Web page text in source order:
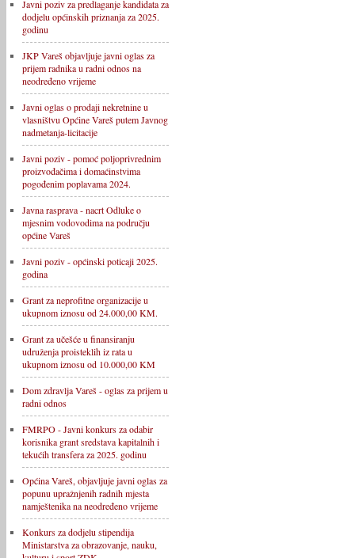
Javni poziv za predlaganje kandidata za
dodjelu općinskih priznanja za 2025.
godinu
JKP Vareš objavljuje javni oglas za
prijem radnika u radni odnos na
neodređeno vrijeme
Javni oglas o prodaji nekretnine u
vlasništvu Općine Vareš putem Javnog
nadmetanja-licitacije
Javni poziv - pomoć poljoprivrednim
proizvođačima i domaćinstvima
pogođenim poplavama 2024.
Javna rasprava - nacrt Odluke o
mjesnim vodovodima na području
općine Vareš
Javni poziv - općinski poticaji 2025.
godina
Grant za neprofitne organizacije u
ukupnom iznosu od 24.000,00 KM.
Grant za učešće u finansiranju
udruženja proisteklih iz rata u
ukupnom iznosu od 10.000,00 KM
Dom zdravlja Vareš - oglas za prijem u
radni odnos
FMRPO - Javni konkurs za odabir
korisnika grant sredstava kapitalnih i
tekućih transfera za 2025. godinu
Općina Vareš, objavljuje javni oglas za
popunu upražnjenih radnih mjesta
namještenika na neodređeno vrijeme
Konkurs za dodjelu stipendija
Ministarstva za obrazovanje, nauku,